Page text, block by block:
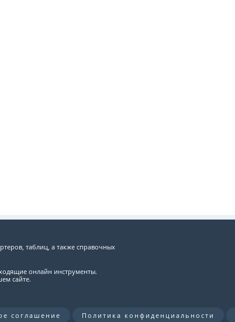
таблиц, а также справочных
онлайн инструменты.
сайте.
соглашение Политика конфиденциальности